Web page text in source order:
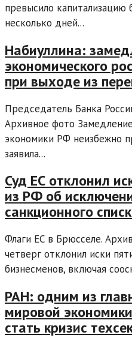
превысило капитализацию
несколько дней...
Набиуллина:
экономического
при выходе из
Председатель Банка
Архивное фото
экономики РФ неизбежно
заявила...
Суд ЕС отклонил
из РФ об
санкционного
Флаги ЕС в Брюсселе.
четверг отклонил иски
бизнесменов, включая
РАН: одним из
мировой
стать кризис